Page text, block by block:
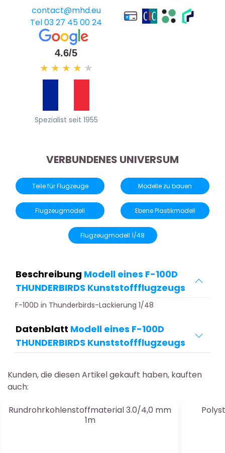
contact@mhd.eu
Tel 03 27 45 00 24
4.6/5
★ ★ ★ ★ ★
Spezialist seit 1955
VERBUNDENES UNIVERSUM
Teile für Flugzeuge Modelle zu bauen
Flugzeugmodell Ebene Plastikmodell
Flugzeugmodell 1/48
Beschreibung Modell eines F-100D
THUNDERBIRDS Kunststoffflugzeugs
F-100D in Thunderbirds-Lackierung 1/48
Datenblatt Modell eines F-100D
THUNDERBIRDS Kunststoffflugzeugs
Kunden, die diesen Artikel gekauft haben, kauften
auch:
Rundrohrkohlenstoffmaterial 3.0/4,0 mm
1m